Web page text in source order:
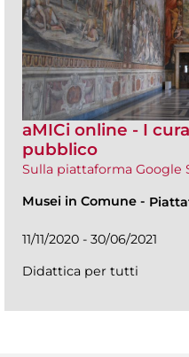
aMICi online - I
pubblico
Sulla piattaforma Google
Musei in Comune -
11/11/2020 - 30/06/2021
Didattica per tutti